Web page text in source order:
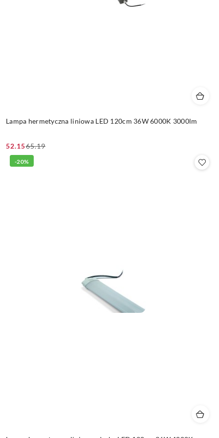
Lampa hermetyczna liniowa LED 120cm 36W 6000K 3000lm
Cena
promocyjna:
52.15
Cena
przed
65.19
-20%